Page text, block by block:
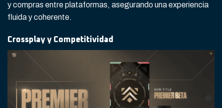
y compras entre plataformas, asegurando una experiencia
fluida y coherente.
Crossplay y Competitividad